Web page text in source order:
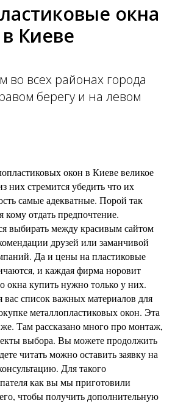
окна
в Киеве
во всех районах города
берегу и на левом
окон в Киеве великое
них стремится убедить что их
самые адекватные. Порой так
кому отдать предпочтение.
выбирать между красивым сайтом
друзей или заманчивой
Да и цены на пластиковые
и каждая фирма норовит
окна купить нужно только у них.
список важных материалов для
металлопластиковых окон. Эта
Там рассказано много про монтаж,
выбора. Вы можете продолжить
читать можно оставить заявку на
Для такого
как вы мы приготовили
чтобы получить дополнительную